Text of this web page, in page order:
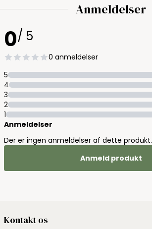
Anmeldelser
0/ 5
0 anmeldelser
5
4
3
2
1
Anmeldelser
Der er ingen anmeldelser af dette produkt.
Anmeld produkt
Kontakt os